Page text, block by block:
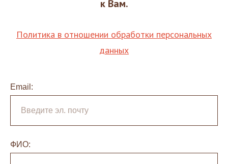
к Вам.
Политика в отношении обработки персональных
данных
Email:
ФИО: